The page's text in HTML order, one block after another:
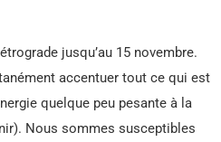
jusqu’au 15 novembre.
accentuer tout ce qui est
quelque peu pesante à la
Nous sommes susceptibles